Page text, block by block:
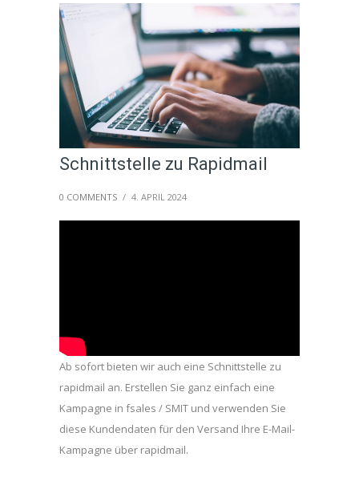
Schnittstelle zu Rapidmail
0 COMMENTS / 4. APRIL 2024
Ab sofort bieten wir auch eine Schnittstelle zu
rapidmail an. Erstellen Sie ganz einfach eine
Kampagne in fsales / SMIT und verwenden Sie
diese Kundendaten für den Versand Ihre E-Mail-
Kampagne über rapidmail.